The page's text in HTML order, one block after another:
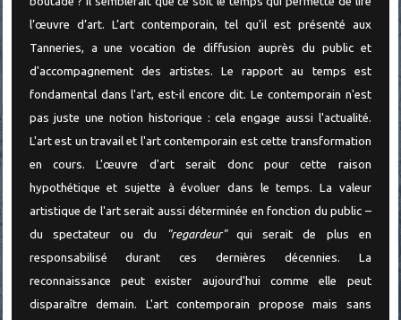
l’œuvre d’art. L’art contemporain, tel qu'il est présenté aux
Tanneries, a une vocation de diffusion auprès du public et
d'accompagnement des artistes. Le rapport au temps est
fondamental dans l'art, est-il encore dit. Le contemporain n'est
pas juste une notion historique : cela engage aussi l'actualité.
L'art est un travail et l'art contemporain est cette transformation
en cours. L'œuvre d'art serait donc pour cette raison
hypothétique et sujette à évoluer dans le temps. La valeur
artistique de l'art serait aussi déterminée en fonction du public –
du spectateur ou du
"regardeur"qui serait de plus en
responsabilisé durant ces dernières décennies. La
reconnaissance peut exister aujourd'hui comme elle peut
disparaître demain. L'art contemporain propose mais sans